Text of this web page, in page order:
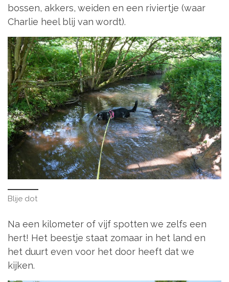
bossen, akkers, weiden en een riviertje (waar
Charlie heel blij van wordt).
Blije dot
Na een kilometer of vijf spotten we zelfs een
hert! Het beestje staat zomaar in het land en
het duurt even voor het door heeft dat we
kijken.